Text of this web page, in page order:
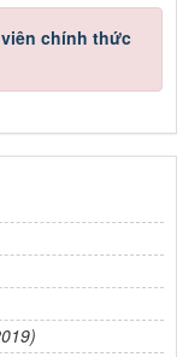
chính thức